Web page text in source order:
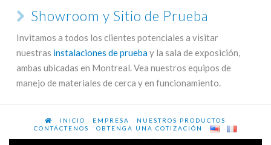
Showroom y Sitio de Prueba
Invitamos a todos los clientes potenciales a visitar
nuestras instalaciones de pruebay la sala de exposición,
ambas ubicadas en Montreal. Vea nuestros equipos de
manejo de materiales de cerca y en funcionamiento.
INICIO EMPRESA
NUESTROS PRODUCTOS
CONTÁCTENOS
OBTENGA UNA COTIZACIÓN